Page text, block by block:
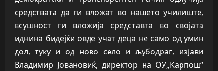
средствата да ги вложат во нашето училиште,
всушност ги вложија средставта во својата
иднина бидејќи овде учат деца не само од умин
дол, туку и од ново село и љубодраг, изјави
Владимир Јовановиќ, директор на ОУ„Карпош“